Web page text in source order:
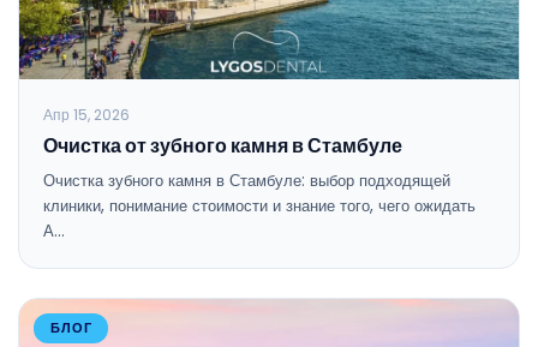
Апр 15, 2026
Очистка от зубного камня в Стамбуле
Очистка зубного камня в Стамбуле: выбор подходящей
клиники, понимание стоимости и знание того, чего ожидать
А…
БЛОГ